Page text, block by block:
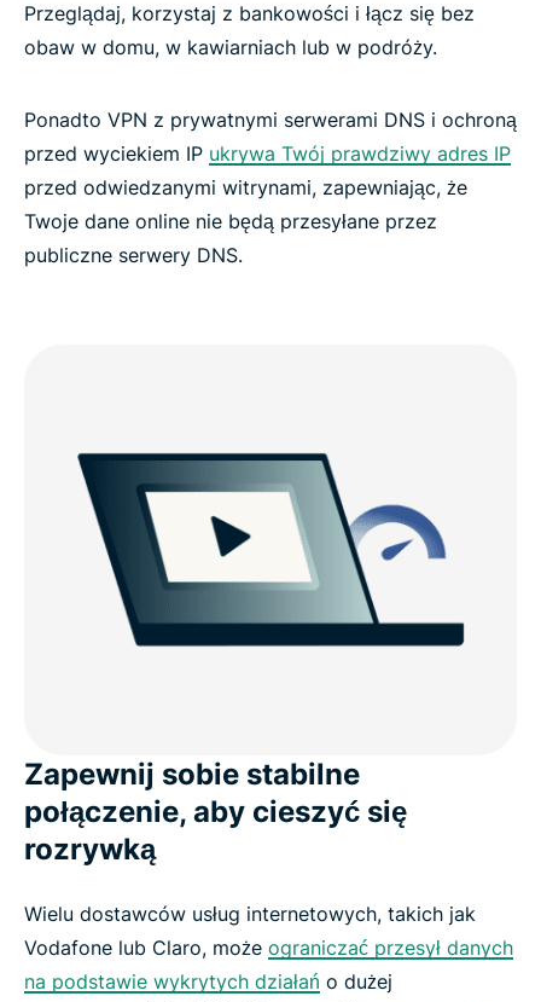
Przeglądaj, korzystaj z bankowości i łącz się bez
obaw w domu, w kawiarniach lub w podróży.
Ponadto VPN z prywatnymi serwerami DNS i ochroną
przed wyciekiem IP ukrywa Twój prawdziwy adres IP
przed odwiedzanymi witrynami, zapewniając, że
Twoje dane online nie będą przesyłane przez
publiczne serwery DNS.
Zapewnij sobie stabilne
połączenie, aby cieszyć się
rozrywką
Wielu dostawców usług internetowych, takich jak
Vodafone lub Claro, może ograniczać przesył danych
na podstawie wykrytych działań o dużej